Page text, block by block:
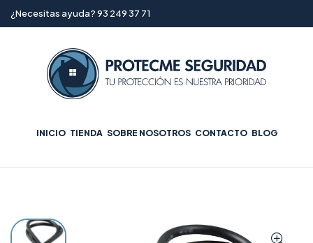
¿Necesitas ayuda? 93 249 37 71
INICIO TIENDA SOBRE NOSOTROS CONTACTO BLOG